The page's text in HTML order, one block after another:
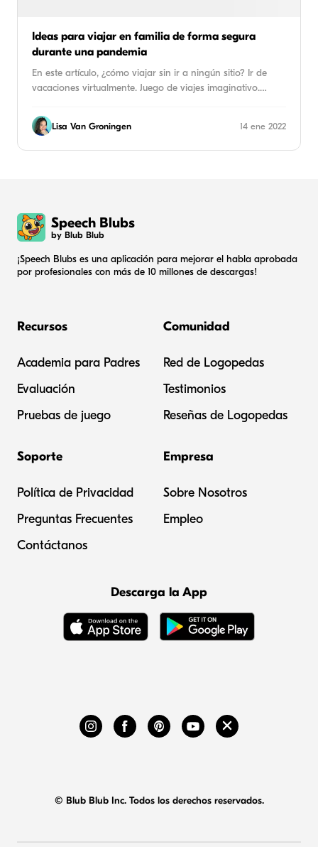
Ideas para viajar en familia de forma segura
durante una pandemia
En este artículo, ¿cómo viajar sin ir a ningún sitio? Ir de
vacaciones virtualmente. Juego de viajes imaginativo.…
Lisa Van Groningen 14 ene 2022
Speech Blubs
by Blub Blub
¡Speech Blubs es una aplicación para mejorar el habla aprobada
por profesionales con más de 10 millones de descargas!
Recursos
Academia para Padres
Evaluación
Pruebas de juego
Comunidad
Red de Logopedas
Testimonios
Reseñas de Logopedas
Soporte
Política de Privacidad
Preguntas Frecuentes
Contáctanos
Empresa
Sobre Nosotros
Empleo
Descarga la App
© Blub Blub Inc. Todos los derechos reservados.